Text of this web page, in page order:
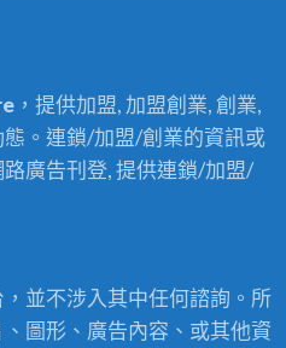
，提供加盟, 加盟創業, 創業,
。連鎖/加盟/創業的資訊或
廣告刊登, 提供連鎖/加盟/
並不涉入其中任何諮詢。所
圖形、廣告內容、或其他資